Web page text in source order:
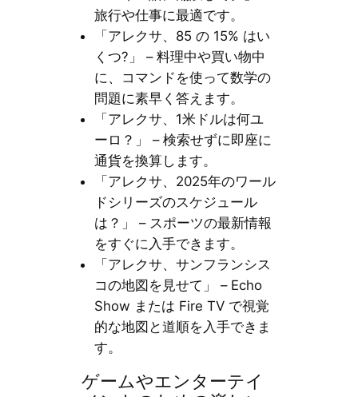
旅行や仕事に最適です。
「アレクサ、85 の 15% はい
くつ?」 – 料理中や買い物中
に、コマンドを使って数学の
問題に素早く答えます。
「アレクサ、1米ドルは何ユ
ーロ？」 – 検索せずに即座に
通貨を換算します。
「アレクサ、2025年のワール
ドシリーズのスケジュール
は？」 – スポーツの最新情報
をすぐに入手できます。
「アレクサ、サンフランシス
コの地図を見せて」 – Echo
Show または Fire TV で視覚
的な地図と道順を入手できま
す。
ゲームやエンターテイ